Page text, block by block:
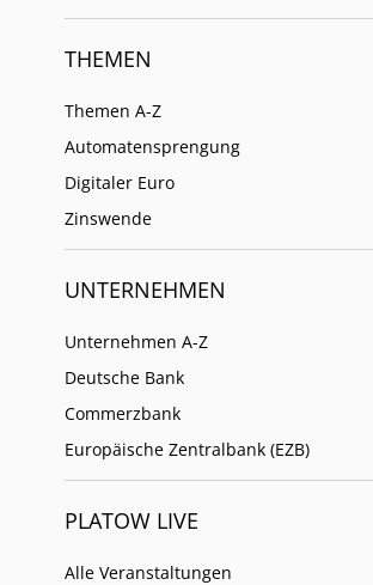
THEMEN
Themen A-Z
Automatensprengung
Digitaler Euro
Zinswende
UNTERNEHMEN
Unternehmen A-Z
Deutsche Bank
Commerzbank
Europäische Zentralbank (EZB)
PLATOW LIVE
Alle Veranstaltungen